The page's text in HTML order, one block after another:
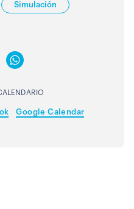
Simulación
Google Calendar